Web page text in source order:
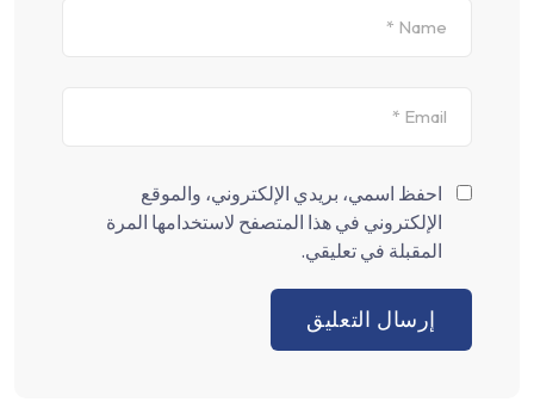
احفظ اسمي، بريدي الإلكتروني، والموقع
الإلكتروني في هذا المتصفح لاستخدامها المرة
المقبلة في تعليقي.